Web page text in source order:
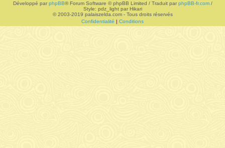
Développé par phpBB® Forum Software © phpBB Limited / Traduit par phpBB-fr.com/
Style: pdz_light par Hikari
© 2003-2019 palaiszelda.com - Tous droits réservés
Confidentialité | Conditions